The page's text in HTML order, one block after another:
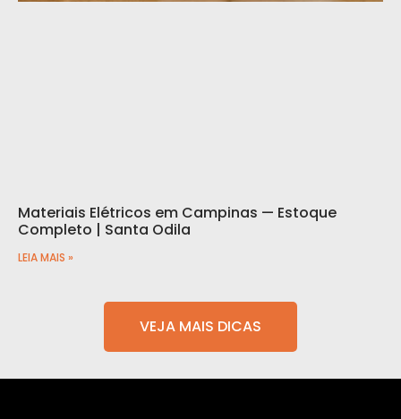
Materiais Elétricos em Campinas — Estoque
Completo | Santa Odila
LEIA MAIS »
VEJA MAIS DICAS